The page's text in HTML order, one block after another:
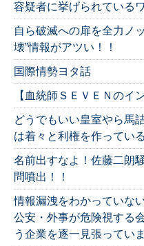
容疑者に挙げられている
自ら破滅への扉を全力ノ
壊”情報がアツい！！
国際情勢ヨタ話
【血統師ＳＥＶＥＮのイ
どうでもいい皇室やら馬
は着々と利権を作ってい
名前出すなよ！佐藤二朗
問噴出！！
情報漏洩をわかっていな
公安・外事が危険視する
う企業を逐一見張ってい